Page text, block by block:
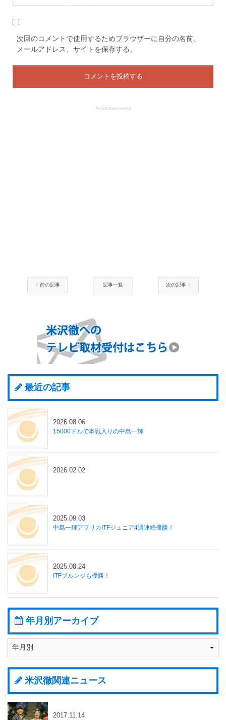
次回のコメントで使用するためブラウザーに自分の名前、
メールアドレス、サイトを保存する。
Advertisements
前の記事 記事一覧 次の記事
最近の記事
15000ドルで本戦入りの中島一輝
2026.08.06
2026.02.02
中島一輝アフリカITFジュニア4週連続優勝！
2025.09.03
ITFブルンジも優勝！
2025.08.24
年月別アーカイブ
米沢徹関連ニュース
2017.11.14